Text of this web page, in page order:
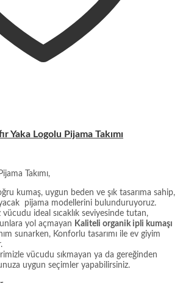
Yaka Logolu Pijama Takımı
Takımı,
kumaş, uygun beden ve şık tasarıma sahip,
pijama modellerini bulunduruyoruz.
ideal sıcaklık seviyesinde tutan,
yol açmayan Kaliteli organik ipli kumaşı
sunarken, Konforlu tasarımı ile ev giyim
vücudu sıkmayan ya da gereğinden
uygun seçimler yapabilirsiniz.